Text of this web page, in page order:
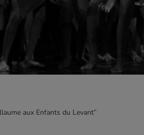
aux Enfants du Levant”